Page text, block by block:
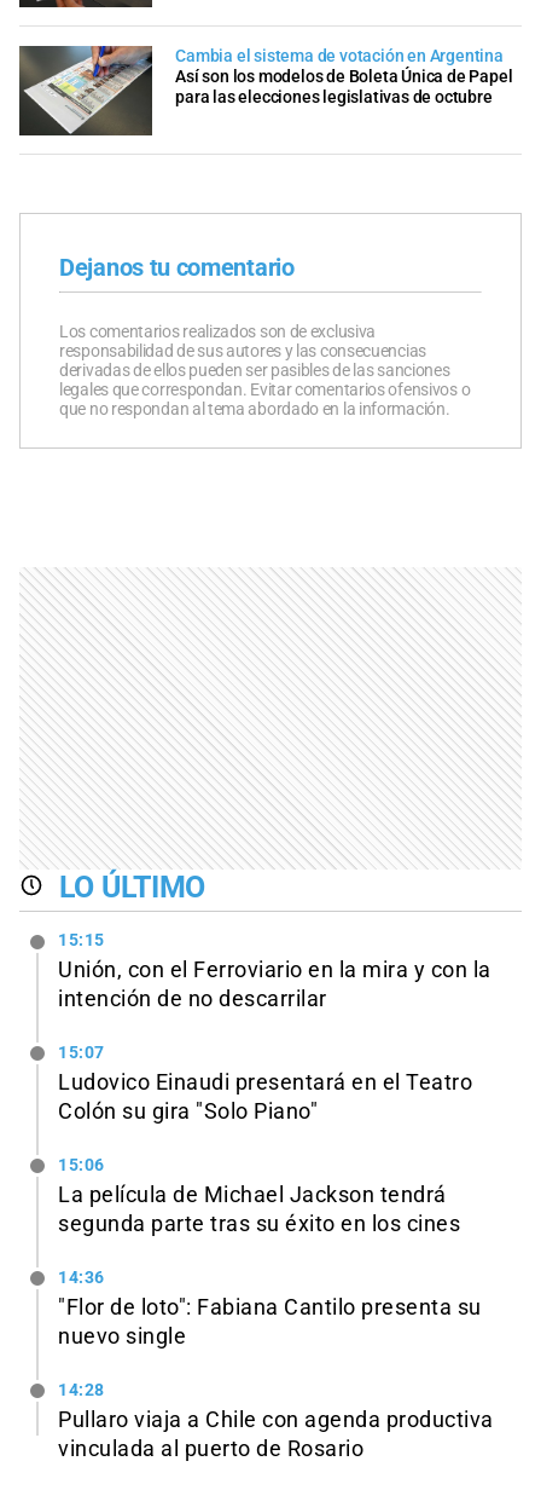
Cambia el sistema de votación en Argentina
Así son los modelos de Boleta Única de Papel
para las elecciones legislativas de octubre
Dejanos tu comentario
Los comentarios realizados son de exclusiva
responsabilidad de sus autores y las consecuencias
derivadas de ellos pueden ser pasibles de las sanciones
legales que correspondan. Evitar comentarios ofensivos o
que no respondan al tema abordado en la información.
LO ÚLTIMO
15:15
Unión, con el Ferroviario en la mira y con la
intención de no descarrilar
15:07
Ludovico Einaudi presentará en el Teatro
Colón su gira "Solo Piano"
15:06
La película de Michael Jackson tendrá
segunda parte tras su éxito en los cines
14:36
"Flor de loto": Fabiana Cantilo presenta su
nuevo single
14:28
Pullaro viaja a Chile con agenda productiva
vinculada al puerto de Rosario